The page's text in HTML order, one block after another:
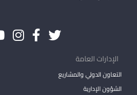
الإدارات العامة
التعاون الدولي والمشاريع
الشؤون الإدارية